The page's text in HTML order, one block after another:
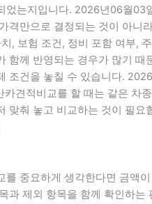
었는지입니다. 2026년06월03
격만으로 결정되는 것이 아니
, 보험 조건, 정비 포함 여부,
함께 반영되는 경우가 많기 때
조건을 놓칠 수 있습니다.
카견적비교를 할 때는 같은 차
맞춰 놓고 비교하는 것이 필요
를 중요하게 생각한다면 금액
과 제외 항목을 함께 확인하는